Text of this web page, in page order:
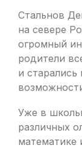
Стальнов
на севере
огромный
родители
и старались
Уже в
различных
математике